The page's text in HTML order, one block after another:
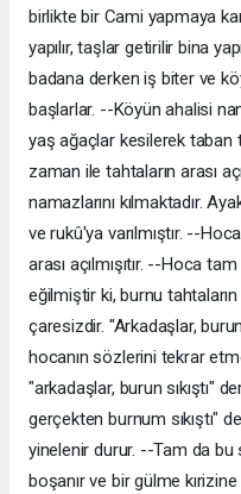
birlikte bir Cami yapmaya
yapılır, taşlar getirilir bina
badana derken iş biter ve
başlarlar. --Köyün ahalisi
yaş ağaçlar kesilerek taban
zaman ile tahtaların arası
namazlarını kılmaktadır.
ve rukû'ya varılmıştır. --
arası açılmışıtır. --Hoca
eğilmiştir ki, burnu tahtaların
çaresizdir. "Arkadaşlar,
hocanın sözlerini tekrar
"arkadaşlar, burun sıkıştı"
gerçekten burnum sıkıştı"
yinelenir durur. --Tam da bu
boşanır ve bir gülme